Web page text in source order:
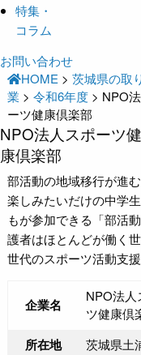
特集・
コラム
お問い合わせ
HOME >茨城県の取
業 >令和6年度 > NPO
ーツ健康倶楽部
NPO法人スポーツ
康倶楽部
部活動の地域移行が進
楽しみたいだけの中学
もが参加できる「部活
護者はほとんどが働く
世代のスポーツ活動支
企業名
NPO法人
ツ健康倶
所在地 茨城県土